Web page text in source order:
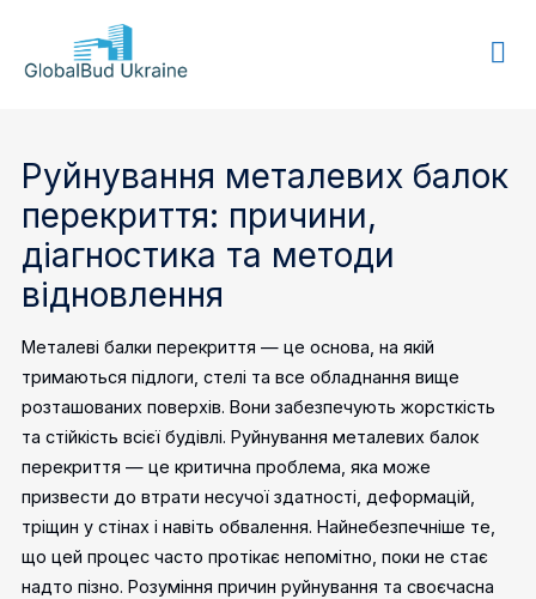
GLOBALBUD
Руйнування металевих балок
перекриття: причини,
діагностика та методи
відновлення
Металеві балки перекриття — це основа, на якій
тримаються підлоги, стелі та все обладнання вище
розташованих поверхів. Вони забезпечують жорсткість
та стійкість всієї будівлі. Руйнування металевих балок
перекриття — це критична проблема, яка може
призвести до втрати несучої здатності, деформацій,
тріщин у стінах і навіть обвалення. Найнебезпечніше те,
що цей процес часто протікає непомітно, поки не стає
надто пізно. Розуміння причин руйнування та своєчасна